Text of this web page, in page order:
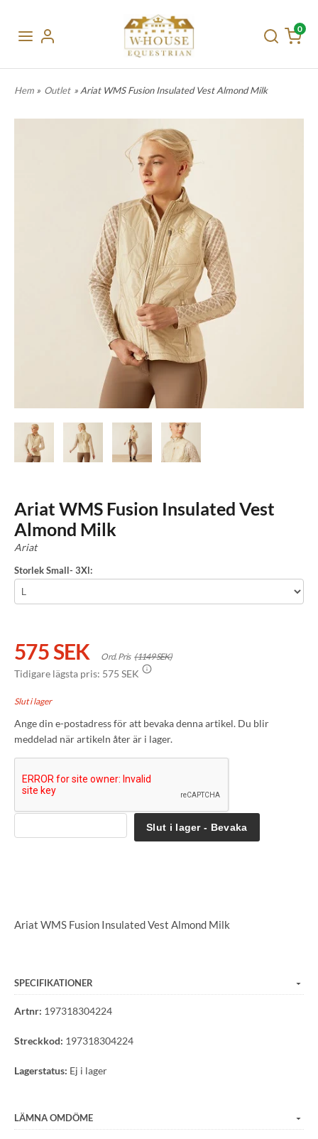
0
Hem » Outlet » Ariat WMS Fusion Insulated Vest Almond Milk
Ariat WMS Fusion Insulated Vest
Almond Milk
Ariat
Storlek Small- 3Xl:
575 SEK Ord. Pris (1149 SEK)
Tidigare lägsta pris: 575 SEK
Slut i lager
Ange din e-postadress för att bevaka denna artikel. Du blir
meddelad när artikeln åter är i lager.
Slut i lager - Bevaka
Ariat WMS Fusion Insulated Vest Almond Milk
SPECIFIKATIONER
Artnr: 197318304224
Streckkod: 197318304224
Lagerstatus: Ej i lager
LÄMNA OMDÖME